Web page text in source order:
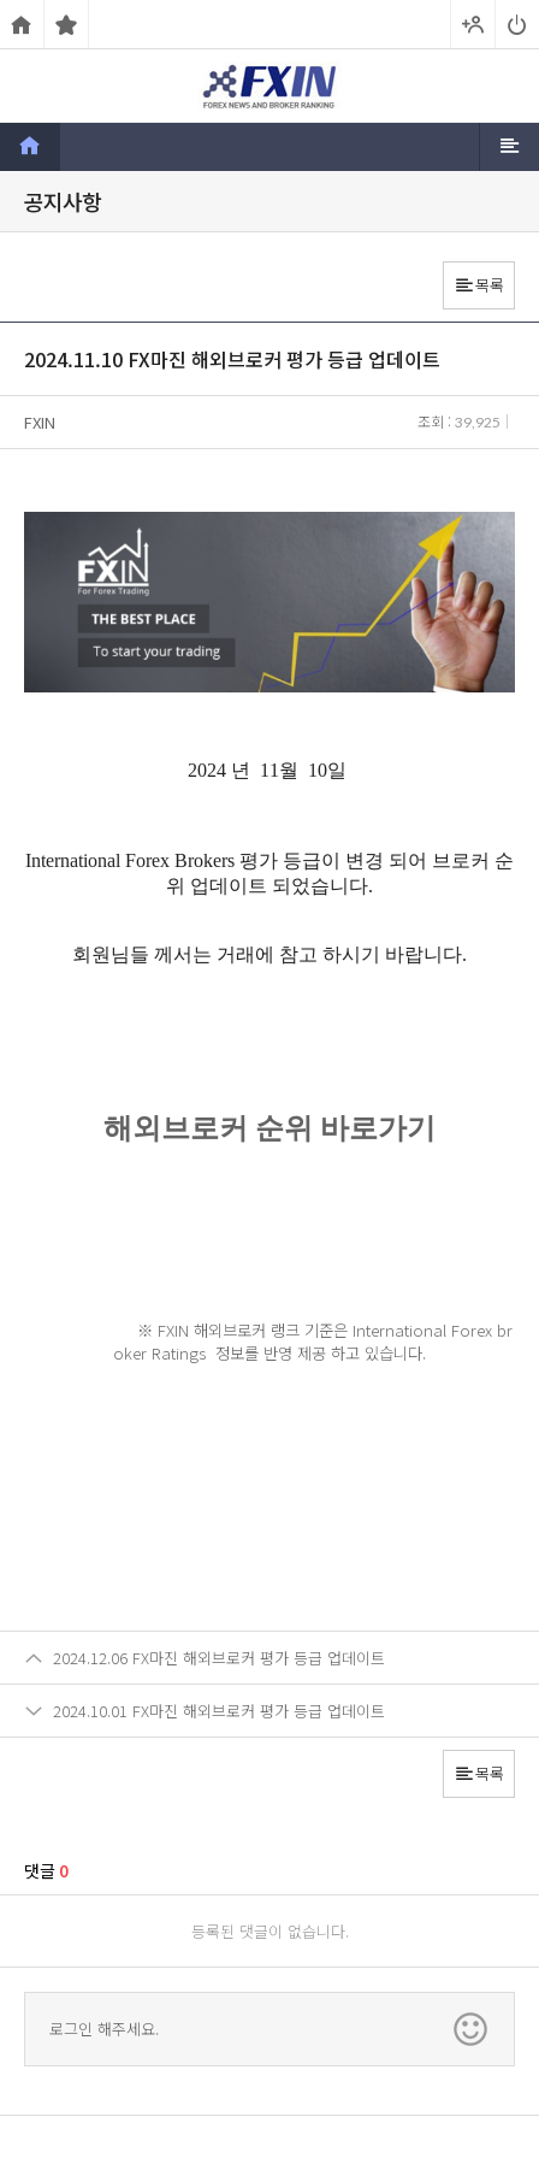
공지사항
목록
2024.11.10 FX마진 해외브로커 평가 등급 업데이트
FXIN 조회 : 39,925
2024 년 11월 10일
International Forex Brokers 평가 등급이 변경 되어 브로커 순
위 업데이트 되었습니다.
회원님들 께서는 거래에 참고 하시기 바랍니다.
해외브로커 순위 바로가기
※ FXIN 해외브로커 랭크 기준은 International Forex br
oker Ratings 정보를 반영 제공 하고 있습니다.
2024.12.06 FX마진 해외브로커 평가 등급 업데이트
2024.10.01 FX마진 해외브로커 평가 등급 업데이트
목록
댓글 0
등록된 댓글이 없습니다.
로그인 해주세요.